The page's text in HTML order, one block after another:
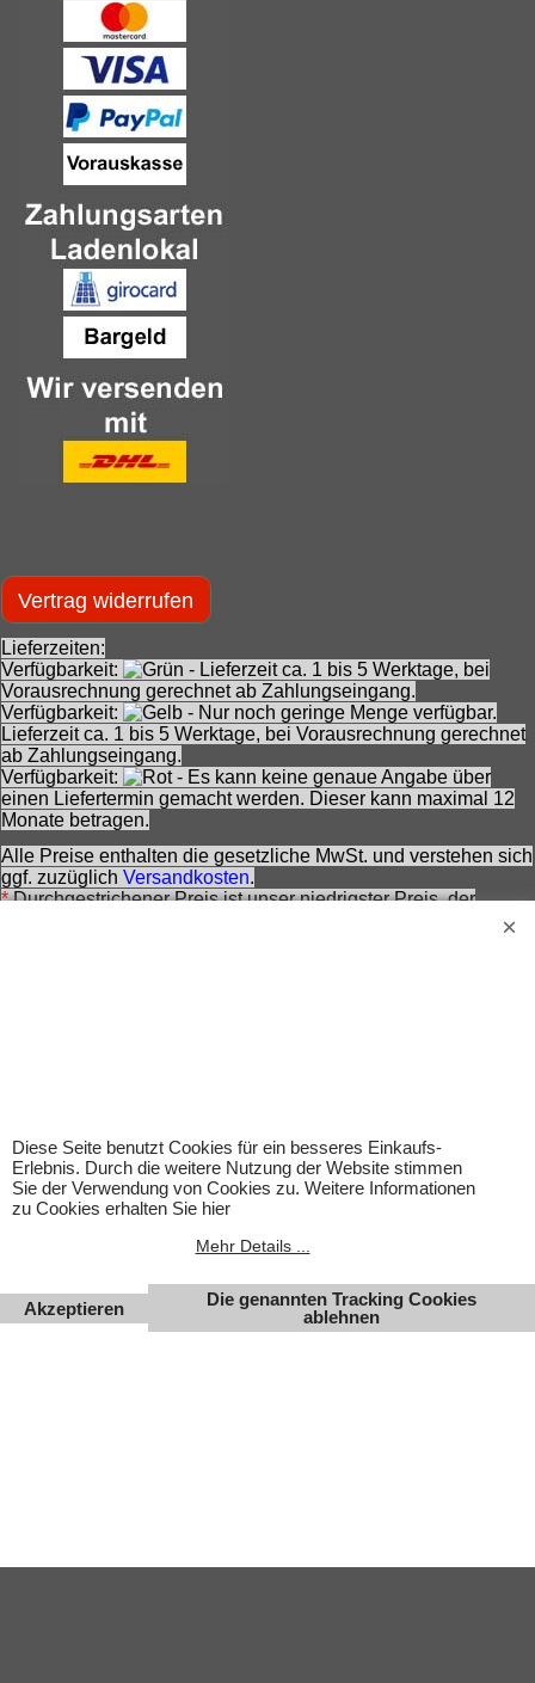
Vertrag widerrufen
Lieferzeiten:
Verfügbarkeit:
- Lieferzeit ca. 1 bis 5 Werktage, bei
Vorausrechnung gerechnet ab Zahlungseingang.
Verfügbarkeit:
- Nur noch geringe Menge verfügbar.
Lieferzeit ca. 1 bis 5 Werktage, bei Vorausrechnung gerechnet
ab Zahlungseingang.
Verfügbarkeit:
- Es kann keine genaue Angabe über
einen Liefertermin gemacht werden. Dieser kann maximal 12
Monate betragen.
Alle Preise enthalten die gesetzliche MwSt. und verstehen sich
ggf. zuzüglich Versandkosten.
*Durchgestrichener Preis ist unser niedrigster Preis, der
um Kinderspielwaren, sondern um Hobbyartikel für
Erwachsene.
Für Produktinformationen kann keine Haftung übernommen
werden. Abbildungen können ähnlich sein. Abgebildetes
Zubehör gehört nicht zum Lieferumfang. Eingetragene
Warenzeichen und Logos sind Eigentum des jeweiligen
Änderungen, Irrtümer und Zwischenverkauf vorbehalten.
Diese Seite benutzt Cookies für ein besseres Einkaufs-
Erlebnis. Durch die weitere Nutzung der Website stimmen
Sie der Verwendung von Cookies zu. Weitere Informationen
zu Cookies erhalten Sie hier
Mehr Details ...
Akzeptieren
Die genannten Tracking Cookies
ablehnen